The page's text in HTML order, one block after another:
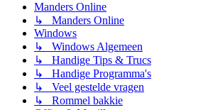
Manders Online
↳ Manders Online
Windows
↳ Windows Algemeen
↳ Handige Tips & Trucs
↳ Handige Programma's
↳ Veel gestelde vragen
↳ Rommel bakkie